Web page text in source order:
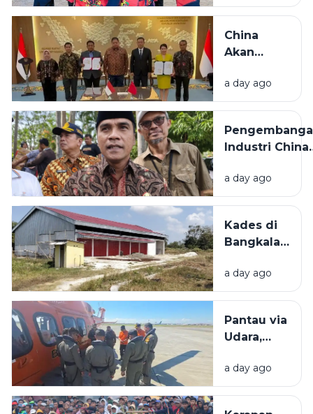
Semangat
Menyanyi
Lagu
HUT RI ke-
81
China
Akan
Pabrik
Industri
Karya di
Madura
a day ago
Industri China
Dilaksanakan
Bangkalan,
Menyerap
Ribuan
a day ago
Kades di
Bangkalan
KDMP
Dibangun
Sawah: Itu
Dekat SD
a day ago
Pantau via
Udara,
Tak
Temukan
a day ago